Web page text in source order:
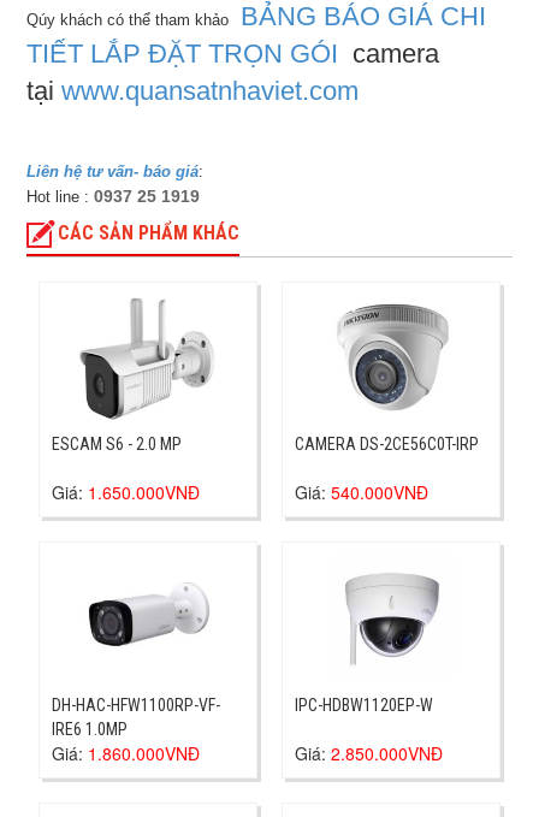
Qúy khách có thể tham khảo
BẢNG BÁO GIÁ CHI
TIẾT LẮP ĐẶT TRỌN GÓI camera
tạiwww.quansatnhaviet.com
Liên hệ tư vấn- báo giá:
Hot line :0937 25 1919
CÁC SẢN PHẨM KHÁC
ESCAM S6 - 2.0 MP
Giá: 1.650.000VNĐ
CAMERA DS-2CE56C0T-IRP
Giá: 540.000VNĐ
DH-HAC-HFW1100RP-VF-
IRE6 1.0MP
Giá: 1.860.000VNĐ
IPC-HDBW1120EP-W
Giá: 2.850.000VNĐ